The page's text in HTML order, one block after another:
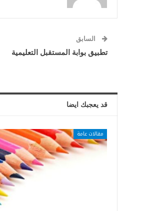
السابق
تطبيق بوابة المستقبل التعليمية
قد يعجبك ايضا
مقالات عامة